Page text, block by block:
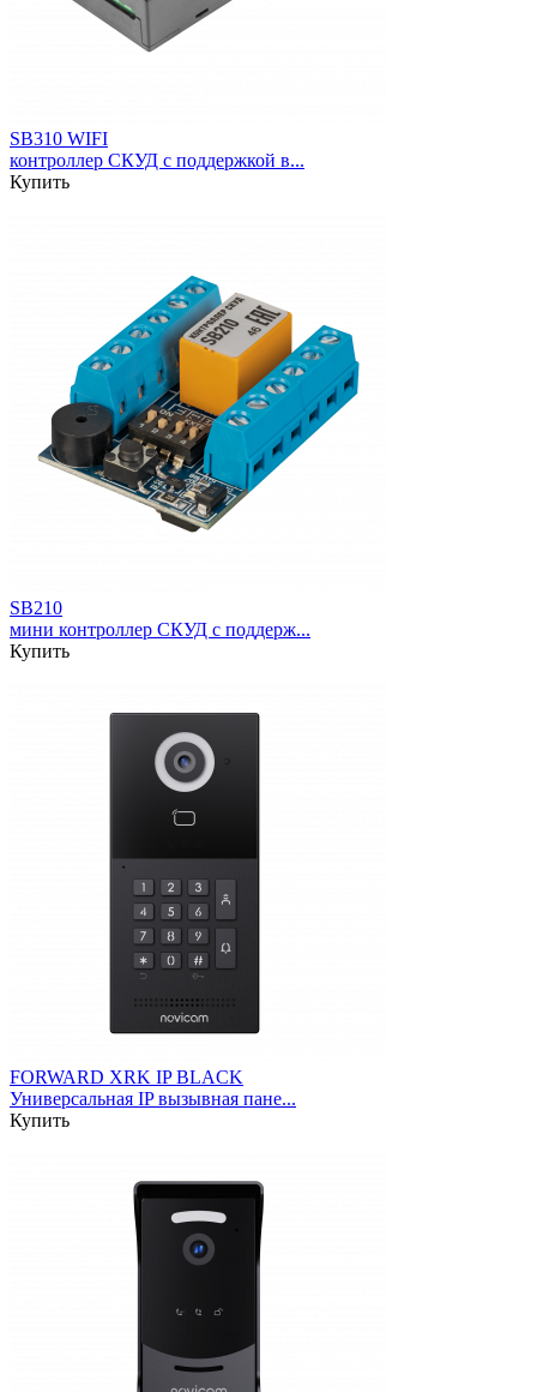
SB310 WIFI
контроллер СКУД с поддержкой в...
Купить
SB210
мини контроллер СКУД с поддерж...
Купить
FORWARD XRK IP BLACK
Универсальная IP вызывная пане...
Купить